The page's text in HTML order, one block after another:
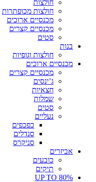
חולצות
חולצות מכופתרות
מכנסיים ארוכים
מכנסיים קצרים
סטים
בנות
חולצות וגופיות
מכנסיים ארוכים
מכנסיים קצרים
ג’ינסים
חצאיות
שמלות
סטים
נעליים
כפכפים
סנדלים
סניקרס
אביזרים
כובעים
תיקים
UP TO 80%